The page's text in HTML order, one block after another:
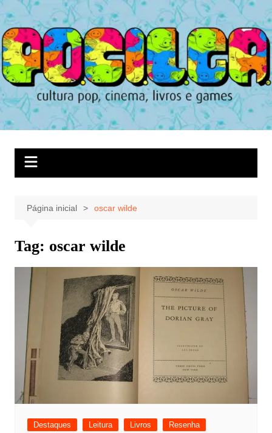
Ir
para
o
conteúdo
Página inicial oscar wilde
Tag: oscar wilde
Destaques Leitura Livros Resenha